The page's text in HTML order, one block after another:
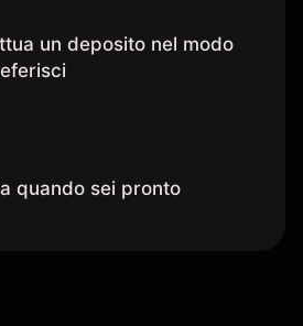
un deposito nel modo
quando sei pronto